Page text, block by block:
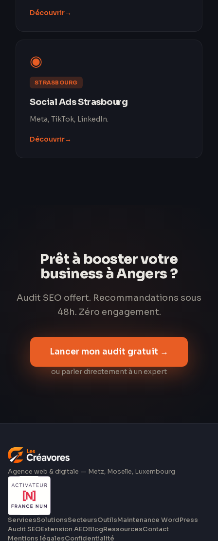
Découvrir→
◉
STRASBOURG
Social Ads Strasbourg
Meta, TikTok, LinkedIn.
Découvrir→
Prêt à booster votre
business à Angers ?
Audit SEO offert. Recommandations sous
48h. Zéro engagement.
Lancer mon audit gratuit →
ou parler directement à un expert
Agence web & digitale — Metz, Moselle, Luxembourg
ServicesSolutionsSecteursOutilsMaintenance WordPress
Audit SEOExtension AEOBlogRessourcesContact
Mentions légalesConfidentialité